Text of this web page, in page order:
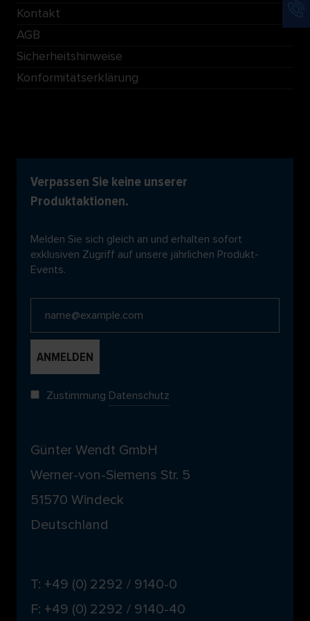
Kontakt
AGB
Sicherheitshinweise
Konformitätserklärung
Verpassen Sie keine unserer
Produktaktionen.
Melden Sie sich gleich an und erhalten sofort
exklusiven Zugriff auf unsere jährlichen Produkt-
Events.
Zustimmung Datenschutz
Günter Wendt GmbH
Werner-von-Siemens Str. 5
51570 Windeck
Deutschland
T: +49 (0) 2292 / 9140-0
F: +49 (0) 2292 / 9140-40